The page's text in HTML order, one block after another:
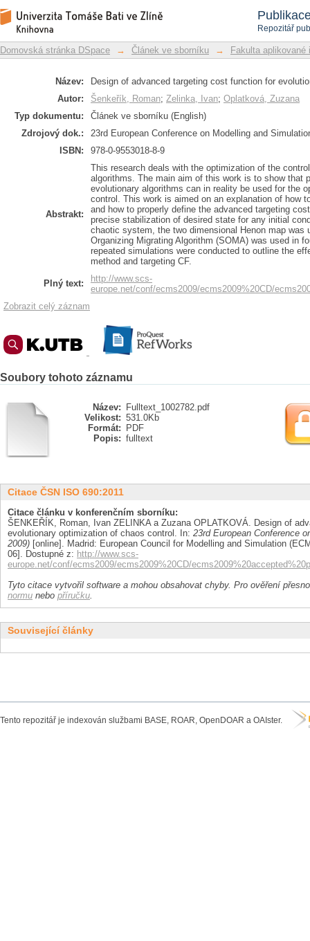
Repozitář
Design of advanced targeting cost
control
Repozitář DSpace/Manakin
Domovská stránka DSpace → Článek ve sborníku → Fakulta aplikované
Název:
Design of advanced targeting cost function for
Autor:
Šenkeřík, Roman; Zelinka, Ivan; Oplatková, Zuzana
Typ dokumentu:
Článek ve sborníku (English)
Zdrojový dok.:
23rd European Conference on Modelling and
ISBN:
978-0-9553018-8-9
Abstrakt:
This research deals with the optimization of the
algorithms. The main aim of this work is to show that
evolutionary algorithms can in reality be used for the
control. This work is aimed on an explanation of how
and how to properly define the advanced targeting
precise stabilization of desired state for any initial
chaotic system, the two dimensional Henon map was
Organizing Migrating Algorithm (SOMA) was used in
repeated simulations were conducted to outline the
method and targeting CF.
Plný text:
http://www.scs-
europe.net/conf/ecms2009/ecms2009%20CD/
Zobrazit celý záznam
Soubory tohoto záznamu
Název:
Fulltext_1002782.pdf
Velikost: 531.0Kb
Formát:
PDF
Popis: fulltext
Citace ČSN ISO 690:2011
Citace článku v konferenčním sborníku:
ŠENKEŘÍK, Roman, Ivan ZELINKA a Zuzana OPLATKOVÁ. Design of
evolutionary optimization of chaos control. In: 23rd European Conference
2009) [online]. Madrid: European Council for Modelling and Simulation
06]. Dostupné z: http://www.scs-
europe.net/conf/ecms2009/ecms2009%20CD/
Tyto citace vytvořil software a mohou obsahovat chyby. Pro ověření
normu nebo příručku.
Související články
Tento repozitář je indexován službami BASE, ROAR, OpenDOAR a OAIster.